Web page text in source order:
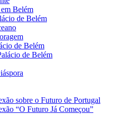
Belém
de Belém
de Belém
de Belém
sobre o Futuro de Portugal
“O Futuro Já Começou”